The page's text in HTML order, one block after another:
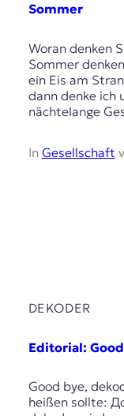
Sommer
Woran denken
Sommer
ein Eis am
dann denke ich
nächtelange
In Gesellschaft
DEKODER
Editorial:
Good bye,
heißen sollte: